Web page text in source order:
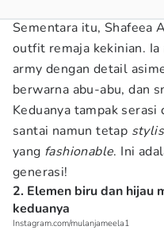
Sementara itu, Shafeea
outfit remaja kekinian.
army dengan detail
berwarna abu-abu, dan
Keduanya tampak serasi
santai namun tetap
yang fashionable. Ini
generasi!
2. Elemen biru dan hijau
keduanya
Instagram.com/mulanjameela1